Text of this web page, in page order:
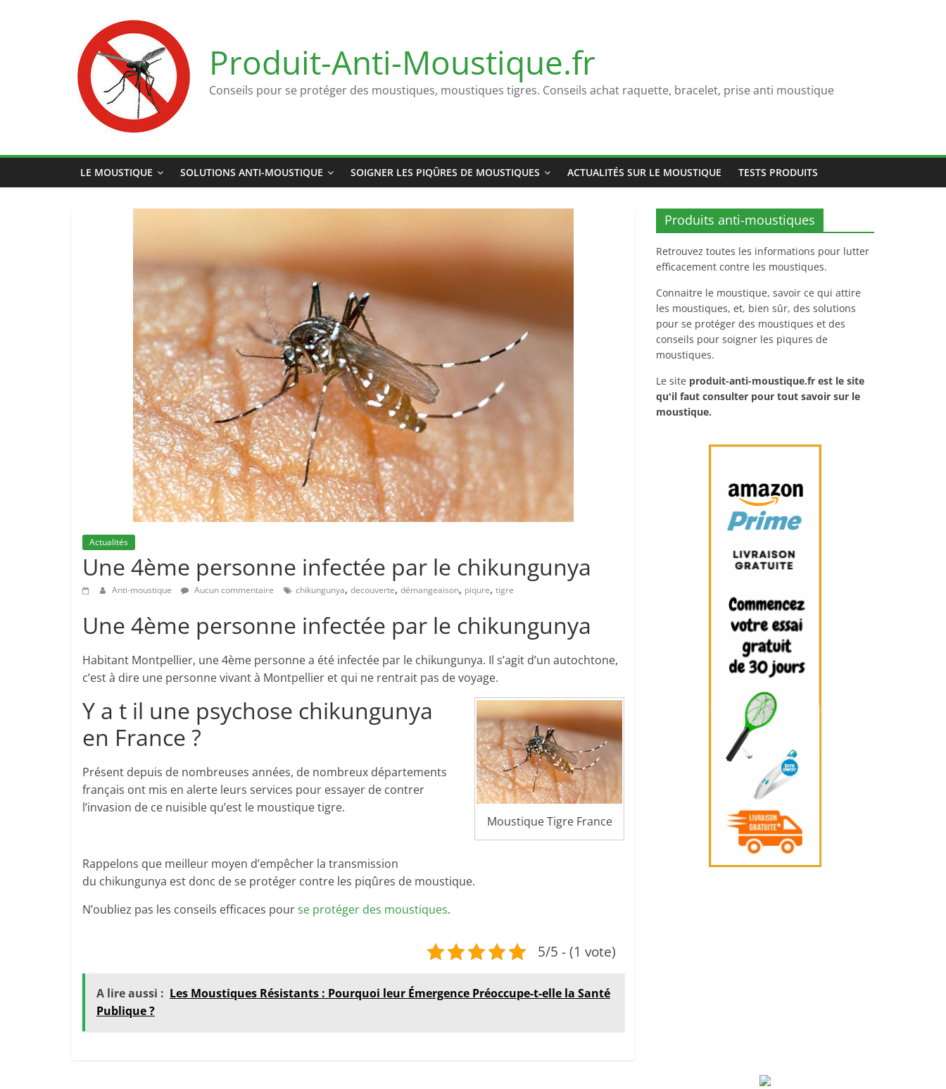
Produit-Anti-Moustique.fr
Conseils pour se protéger des moustiques, moustiques tigres. Conseils achat raquette, bracelet, prise anti moustique
LE MOUSTIQUE SOLUTIONS ANTI-MOUSTIQUE SOIGNER LES PIQÛRES DE MOUSTIQUES ACTUALITÉS SUR LE MOUSTIQUE TESTS PRODUITS
Actualités
Une 4ème personne infectée par le chikungunya
Anti-moustique Aucun commentaire chikungunya, decouverte, démangeaison, piqure, tigre
Une 4ème personne infectée par le chikungunya
Habitant Montpellier, une 4ème personne a été infectée par le chikungunya. Il s’agit d’un autochtone,
c’est à dire une personne vivant à Montpellier et qui ne rentrait pas de voyage.
Moustique Tigre France
Y a t il une psychose chikungunya
en France ?
Présent depuis de nombreuses années, de nombreux départements
français ont mis en alerte leurs services pour essayer de contrer
l’invasion de ce nuisible qu’est le moustique tigre.
Rappelons que meilleur moyen d’empêcher la transmission
du chikungunya est donc de se protéger contre les piqûres de moustique.
N’oubliez pas les conseils efficaces pourse protéger des moustiques.
5/5 - (1 vote)
A lire aussi : Les Moustiques Résistants : Pourquoi leur Émergence Préoccupe-t-elle la Santé
Publique ?
Produits anti-moustiques
Retrouvez toutes les informations pour lutter
efficacement contre les moustiques.
Connaitre le moustique, savoir ce qui attire
les moustiques, et, bien sûr, des solutions
pour se protéger des moustiques et des
conseils pour soigner les piqures de
moustiques.
Le site produit-anti-moustique.fr est le site
qu'il faut consulter pour tout savoir sur le
moustique.